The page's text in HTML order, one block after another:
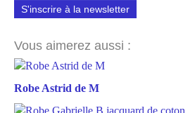
S'inscrire à la newsletter
Vous aimerez aussi :
Robe Astrid de M